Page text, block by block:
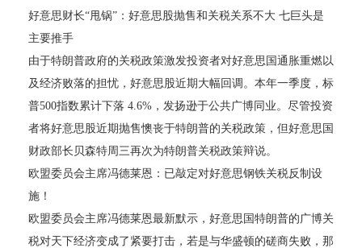
好意思财长“甩锅”：好意思股抛售和关税关系不大 七巨头是
主要推手
由于特朗普政府的关税政策激发投资者对好意思国通胀重燃以
及经济败落的担忧，好意思股近期大幅回调。本年一季度，标
普500指数累计下落 4.6%，发扬逊于公共广博同业。尽管投资
者将好意思股近期抛售懊丧于特朗普的关税政策，但好意思国
财政部长贝森特周三再次为特朗普关税政策辩说。
欧盟委员会主席冯德莱恩：已敲定对好意思钢铁关税反制设
施！
欧盟委员会主席冯德莱恩最新默示，好意思国特朗普的广博关
税对天下经济变成了紧要打击，若是与华盛顿的磋商失败，那